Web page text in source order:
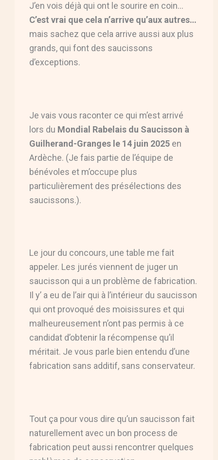
J’en vois déjà qui ont le sourire en coin…
C’est vrai que cela n’arrive qu’aux autres…
mais sachez que cela arrive aussi aux plus
grands, qui font des saucissons
d’exceptions.
Je vais vous raconter ce qui m’est arrivé
lors du Mondial Rabelais du Saucisson à
Guilherand-Granges le 14 juin 2025 en
Ardèche. (Je fais partie de l’équipe de
bénévoles et m’occupe plus
particulièrement des présélections des
saucissons.).
Le jour du concours, une table me fait
appeler. Les jurés viennent de juger un
saucisson qui a un problème de fabrication.
Il y’ a eu de l’air qui à l’intérieur du saucisson
qui ont provoqué des moisissures et qui
malheureusement n’ont pas permis à ce
candidat d’obtenir la récompense qu’il
méritait. Je vous parle bien entendu d’une
fabrication sans additif, sans conservateur.
Tout ça pour vous dire qu’un saucisson fait
naturellement avec un bon process de
fabrication peut aussi rencontrer quelques